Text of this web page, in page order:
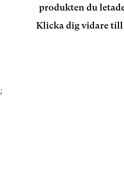
produkten du
Klicka dig vidare
;